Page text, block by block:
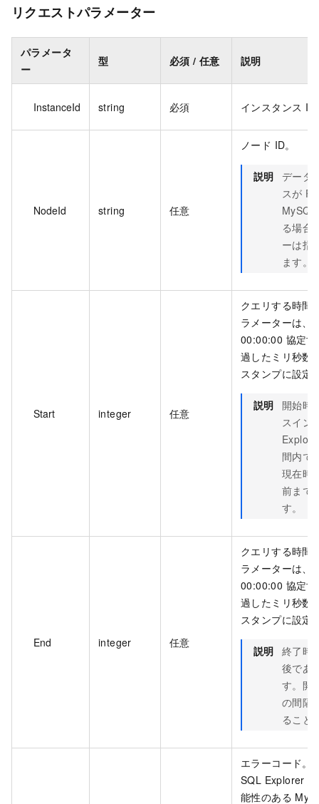
リクエストパラメーター
パラメータ
ー
型 必須 / 任意 説明
InstanceId string 必須 インスタンス ID
NodeId string 任意
ノード ID。
説明 データ
スが
る場合
ーは指
ます。
Start integer 任意
クエリする時間
ラメーターは、
00:00:00 協定
過したミリ秒数
スタンプに設定
説明
開始時
スイン
間内で
現在時
前まで
す。
End integer 任意
クエリする時間
ラメーターは、
00:00:00 協定
過したミリ秒数
スタンプに設定
説明 終了時
後であ
す。開
の間隔
ること
エラーコード。
SQL Explorer
能性のある